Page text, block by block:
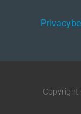
Copyright